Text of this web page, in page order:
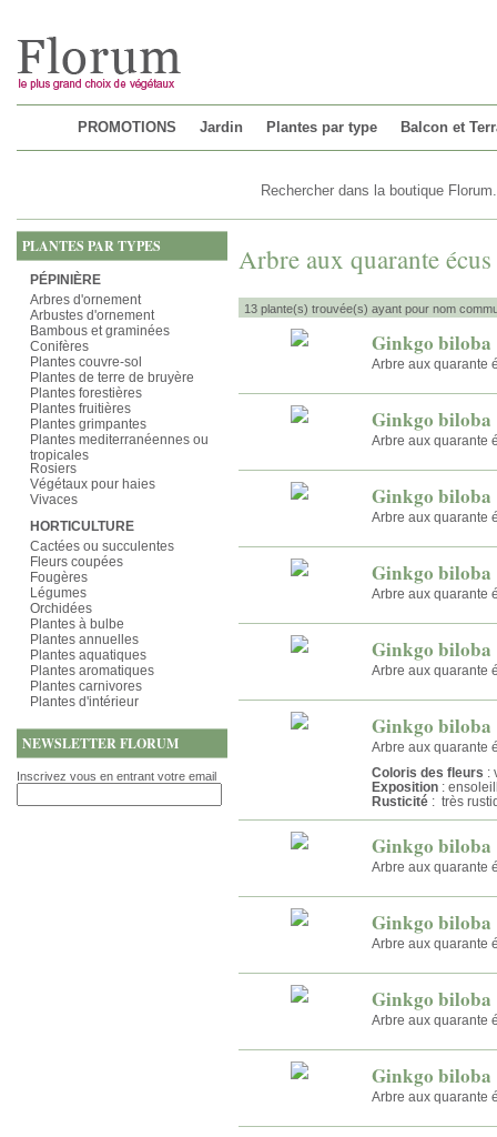
PROMOTIONS Jardin Plantes par type Balcon et
PLANTES PAR TYPES
PÉPINIÈRE
Arbres d'ornement
Arbustes d'ornement
Bambous et graminées
Conifères
Plantes couvre-sol
Plantes de terre de bruyère
Plantes forestières
Plantes fruitières
Plantes grimpantes
Plantes mediterranéennes ou
tropicales
Rosiers
Végétaux pour haies
Vivaces
HORTICULTURE
Cactées ou succulentes
Fleurs coupées
Fougères
Légumes
Orchidées
Plantes à bulbe
Plantes annuelles
Plantes aquatiques
Plantes aromatiques
Plantes carnivores
Plantes d'intérieur
NEWSLETTER FLORUM
Inscrivez vous en entrant votre email
Arbre aux quarante écus
13 plante(s) trouvée(s) ayant pour nom
Ginkgo
Arbre aux quarante
Ginkgo biloba
Arbre aux quarante
Ginkgo
Arbre aux quarante
Ginkgo
Arbre aux quarante
Ginkgo
Arbre aux quarante
Ginkgo
Arbre aux quarante
Coloris des fleurs :
Exposition :
Rusticité : très
Ginkgo
Arbre aux quarante
Ginkgo
Arbre aux quarante
Ginkgo
Arbre aux quarante
Ginkgo
Arbre aux quarante